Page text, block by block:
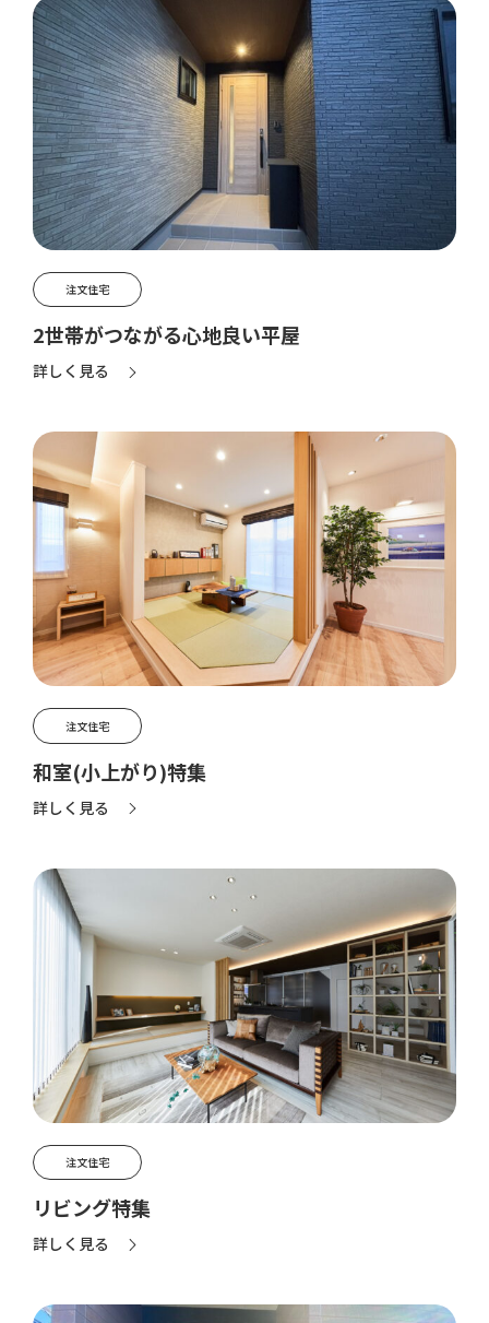
注文住宅
2世帯がつながる心地良い平屋
詳しく見る
注文住宅
和室(小上がり)特集
詳しく見る
注文住宅
リビング特集
詳しく見る